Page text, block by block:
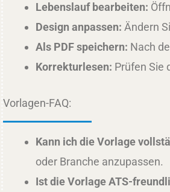
Lebenslauf bearbeiten:
Design anpassen: Ändern
Als PDF speichern: Nach
Korrekturlesen: Prüfen Sie
Vorlagen-FAQ:
Kann ich die Vorlage
oder Branche anzupassen.
Ist die Vorlage ATS-